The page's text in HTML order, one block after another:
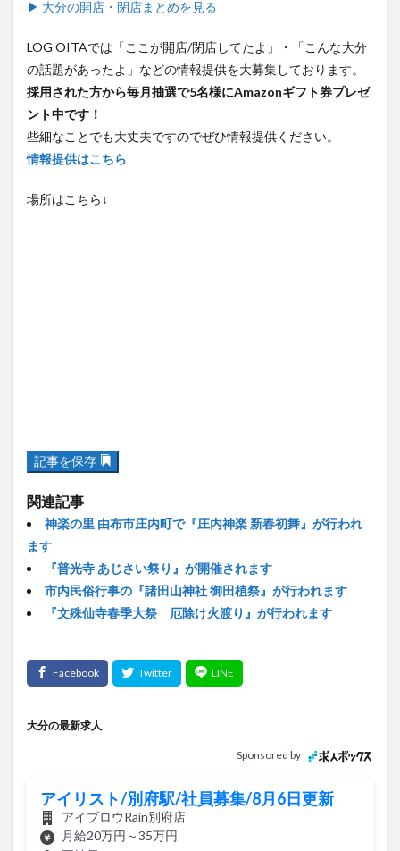
▶ 大分の開店・閉店まとめを見る
LOG OITAでは「ここが開店/閉店してたよ」・「こんな大分
の話題があったよ」などの情報提供を大募集しております。
採用された方から毎月抽選で5名様にAmazonギフト券プレゼ
ント中です！
些細なことでも大丈夫ですのでぜひ情報提供ください。
情報提供はこちら
場所はこちら↓
記事を保存
関連記事
神楽の里 由布市庄内町で『庄内神楽 新春初舞』が行われ
ます
『普光寺 あじさい祭り』が開催されます
市内民俗行事の『諸田山神社 御田植祭』が行われます
『文殊仙寺春季大祭 厄除け火渡り』が行われます
大分の最新求人
Sponsored by
アイリスト/別府駅/社員募集/8月6日更新
アイブロウRain別府店
月給20万円～35万円